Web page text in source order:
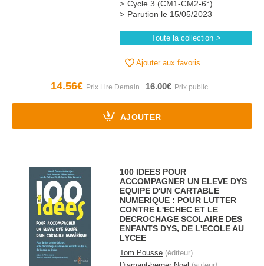
Cycle 3 (CM1-CM2-6°)
Parution le 15/05/2023
Toute la collection
Ajouter aux favoris
14.56€ 16.00€
AJOUTER
100 IDEES POUR
ACCOMPAGNER UN ELEVE DYS
EQUIPE D'UN CARTABLE
NUMERIQUE : POUR LUTTER
CONTRE L'ECHEC ET LE
DECROCHAGE SCOLAIRE DES
ENFANTS DYS, DE L'ECOLE AU
LYCEE
Tom Pousse (éditeur)